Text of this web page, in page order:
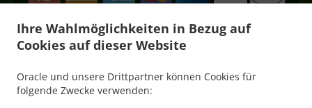
Ihre Wahlmöglichkeiten in Bezug auf
Cookies auf dieser Website
Oracle und unsere Drittpartner können Cookies für
folgende Zwecke verwenden:
Kebab Lieferservice Püttlingen West
. Kebab Lieferservice Püttlingen